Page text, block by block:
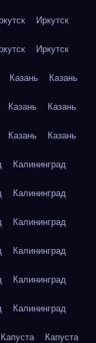
Иркутск
Иркутск
Казань Казань
Казань Казань
Казань Казань
Калининград
Калининград
Калининград
Калининград
Калининград
Калининград
Капуста Капуста